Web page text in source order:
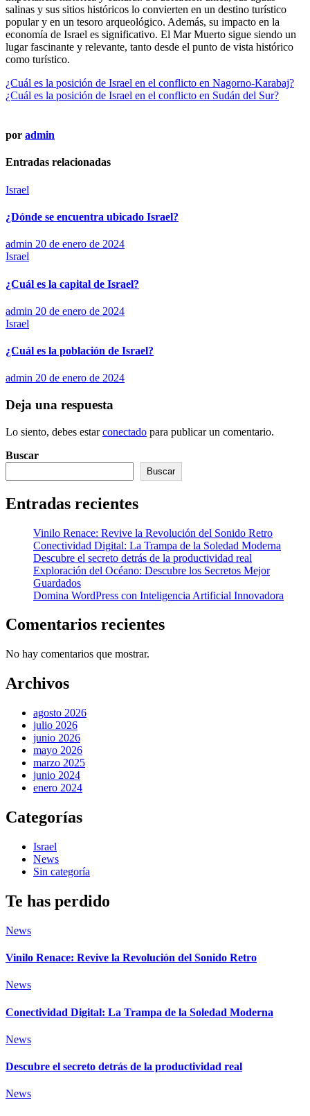
salinas y sus sitios históricos lo convierten en un destino turístico
popular y en un tesoro arqueológico. Además, su impacto en la
economía de Israel es significativo. El Mar Muerto sigue siendo un
lugar fascinante y relevante, tanto desde el punto de vista histórico
como turístico.
Navegación
de
¿Cuál es la posición de Israel en el conflicto en Nagorno-Karabaj?
¿Cuál es la posición de Israel en el conflicto en Sudán del Sur?
por admin
Entradas relacionadas
Israel
¿Dónde se encuentra ubicado Israel?
admin 20 de enero de 2024
Israel
¿Cuál es la capital de Israel?
admin 20 de enero de 2024
Israel
¿Cuál es la población de Israel?
admin 20 de enero de 2024
Deja una respuesta
Lo siento, debes estarconectado para publicar un comentario.
Buscar
Buscar
Entradas recientes
Vinilo Renace: Revive la Revolución del Sonido Retro
Conectividad Digital: La Trampa de la Soledad Moderna
Descubre el secreto detrás de la productividad real
Exploración del Océano: Descubre los Secretos Mejor
Guardados
Domina WordPress con Inteligencia Artificial Innovadora
Comentarios recientes
No hay comentarios que mostrar.
Archivos
agosto 2026
julio 2026
junio 2026
mayo 2026
marzo 2025
junio 2024
enero 2024
Categorías
Israel
News
Sin categoría
Te has perdido
News
Vinilo Renace: Revive la Revolución del Sonido Retro
News
Conectividad Digital: La Trampa de la Soledad Moderna
News
Descubre el secreto detrás de la productividad real
News